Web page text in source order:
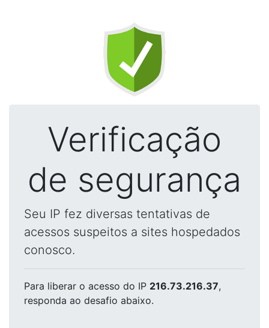
Verificação
de segurança
Seu IP fez diversas tentativas de
acessos suspeitos a sites hospedados
conosco.
Para liberar o acesso do IP 216.73.216.37,
responda ao desafio abaixo.